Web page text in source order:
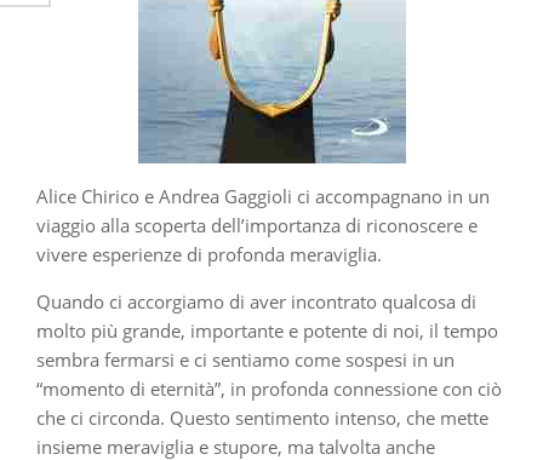
Alice Chirico e Andrea Gaggioli ci accompagnano in un
viaggio alla scoperta dell’importanza di riconoscere e
vivere esperienze di profonda meraviglia.
Quando ci accorgiamo di aver incontrato qualcosa di
molto più grande, importante e potente di noi, il tempo
sembra fermarsi e ci sentiamo come sospesi in un
“momento di eternità”, in profonda connessione con ciò
che ci circonda. Questo sentimento intenso, che mette
insieme meraviglia e stupore, ma talvolta anche